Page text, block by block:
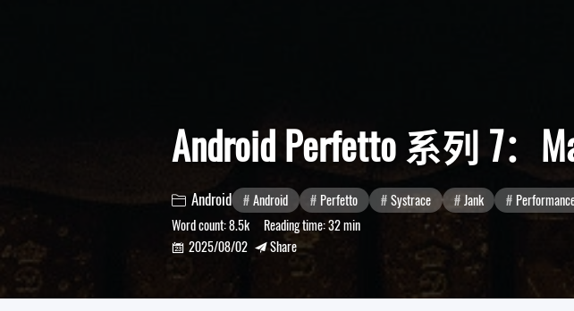
Android Perfetto 系列 7：
 Android Android Perfetto Systrace Jank
Word count:8.5k Reading time:32 min
 2025/08/02  Share